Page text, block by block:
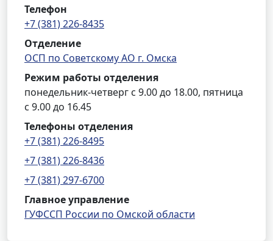
Телефон
+7 (381) 226-8435
Отделение
ОСП по Советскому АО г. Омска
Режим работы отделения
понедельник-четверг с 9.00 до 18.00, пятница
с 9.00 до 16.45
Телефоны отделения
+7 (381) 226-8495
+7 (381) 226-8436
+7 (381) 297-6700
Главное управление
ГУФССП России по Омской области